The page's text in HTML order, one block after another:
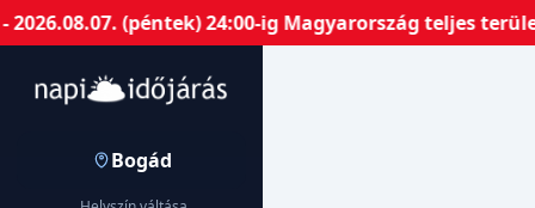
(péntek) 24:00-ig Magyarország teljes területén
Bogád